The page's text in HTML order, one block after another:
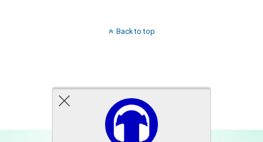
Back to top